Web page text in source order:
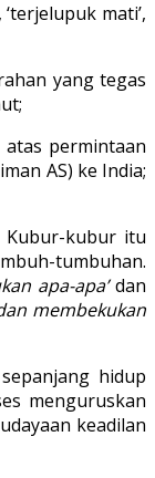
mati’,
yang tegas
permintaan
AS) ke India;
Kubur-kubur itu
tumbuhan.
apa-apa’dan
membekukan
hidup
menguruskan
keadilan